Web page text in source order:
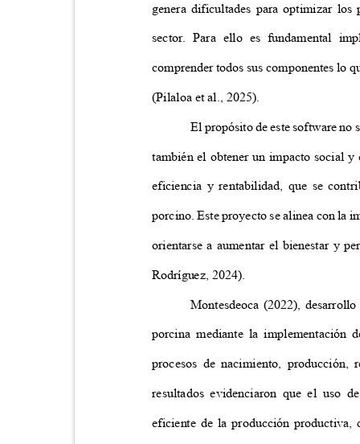
genera dificultades para optimizar
sector. Para ello es fundamental
comprender todos sus componentes lo
(Pilaloa et al., 2025).
El propósito de este software no
también el obtener un impacto social
eficiencia y rentabilidad, que se
porcino. Este proyecto se alinea con la
orientarse a aumentar el bienestar y
Rodríguez, 2024).
Montesdeoca (2022),
porcina mediante la
procesos de nacimiento,
resultados evidenciaron que el uso
eficiente de la producción